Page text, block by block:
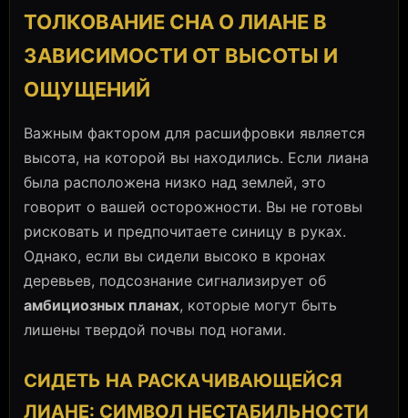
ТОЛКОВАНИЕ СНА О ЛИАНЕ В
ЗАВИСИМОСТИ ОТ ВЫСОТЫ И
ОЩУЩЕНИЙ
Важным фактором для расшифровки является
высота, на которой вы находились. Если лиана
была расположена низко над землей, это
говорит о вашей осторожности. Вы не готовы
рисковать и предпочитаете синицу в руках.
Однако, если вы сидели высоко в кронах
деревьев, подсознание сигнализирует об
амбициозных планах, которые могут быть
лишены твердой почвы под ногами.
СИДЕТЬ НА РАСКАЧИВАЮЩЕЙСЯ
ЛИАНЕ: СИМВОЛ НЕСТАБИЛЬНОСТИ